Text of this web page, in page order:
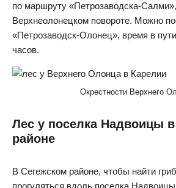
по маршруту «Петрозаводска-
Верхнеолонецком повороте. Можно
«Петрозаводск-Олонец», время в
часов.
Окрестности Верхнего
Лес у поселка Надвоицы
районе
В Сегежском районе, чтобы найти
прогуляться вдоль поселка